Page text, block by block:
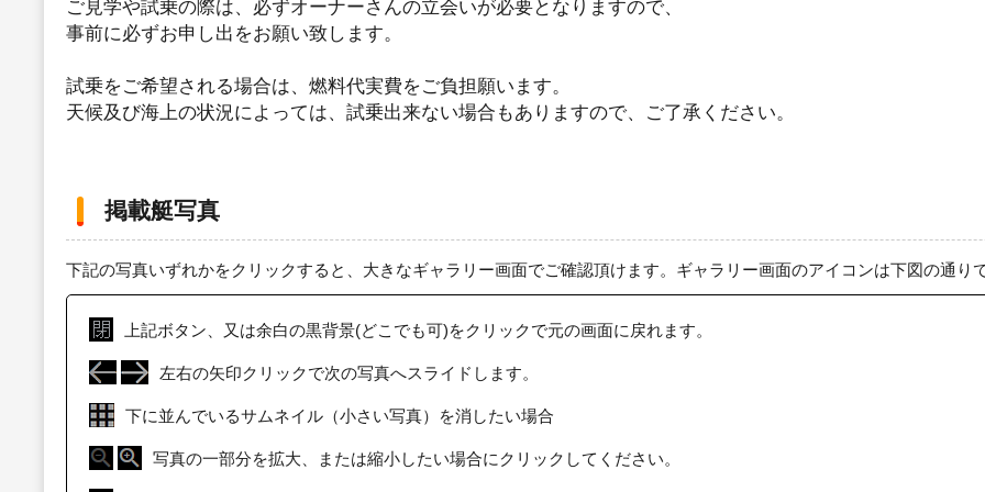
ご見学や試乗の際は、必ずオーナーさんの立会いが必要となりますので、
事前に必ずお申し出をお願い致します。
試乗をご希望される場合は、燃料代実費をご負担願います。
天候及び海上の状況によっては、試乗出来ない場合もありますので、ご了承ください。
掲載艇写真
下記の写真いずれかをクリックすると、大きなギャラリー画面でご確認頂けます。ギャラリー画面のアイコンは下図の通り
上記ボタン、又は余白の黒背景(どこでも可)をクリックで元の画面に戻れます。
左右の矢印クリックで次の写真へスライドします。
下に並んでいるサムネイル（小さい写真）を消したい場合
写真の一部分を拡大、または縮小したい場合にクリックしてください。